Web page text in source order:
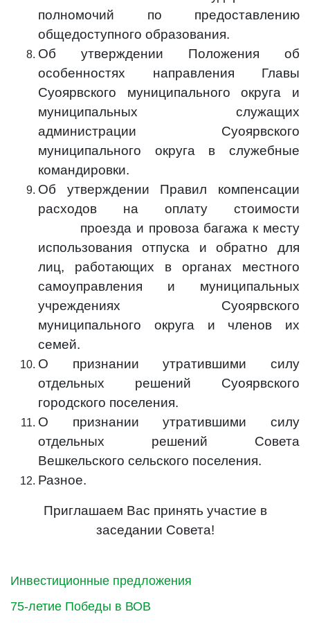
Инвестиционные предложения
75-летие Победы в ВОВ
полномочий по предоставлению
общедоступного образования.
Об утверждении Положения об
особенностях направления Главы
Суоярвского муниципального округа и
муниципальных служащих
администрации Суоярвского
муниципального округа в служебные
командировки.
Об утверждении Правил компенсации
расходов на оплату стоимости
проезда и провоза багажа к месту
использования отпуска и обратно для
лиц, работающих в органах местного
самоуправления и муниципальных
учреждениях Суоярвского
муниципального округа и членов их
семей.
О признании утратившими силу
отдельных решений Суоярвского
городского поселения.
О признании утратившими силу
отдельных решений Совета
Вешкельского сельского поселения.
Разное.
Приглашаем Вас принять участие в
заседании Совета!